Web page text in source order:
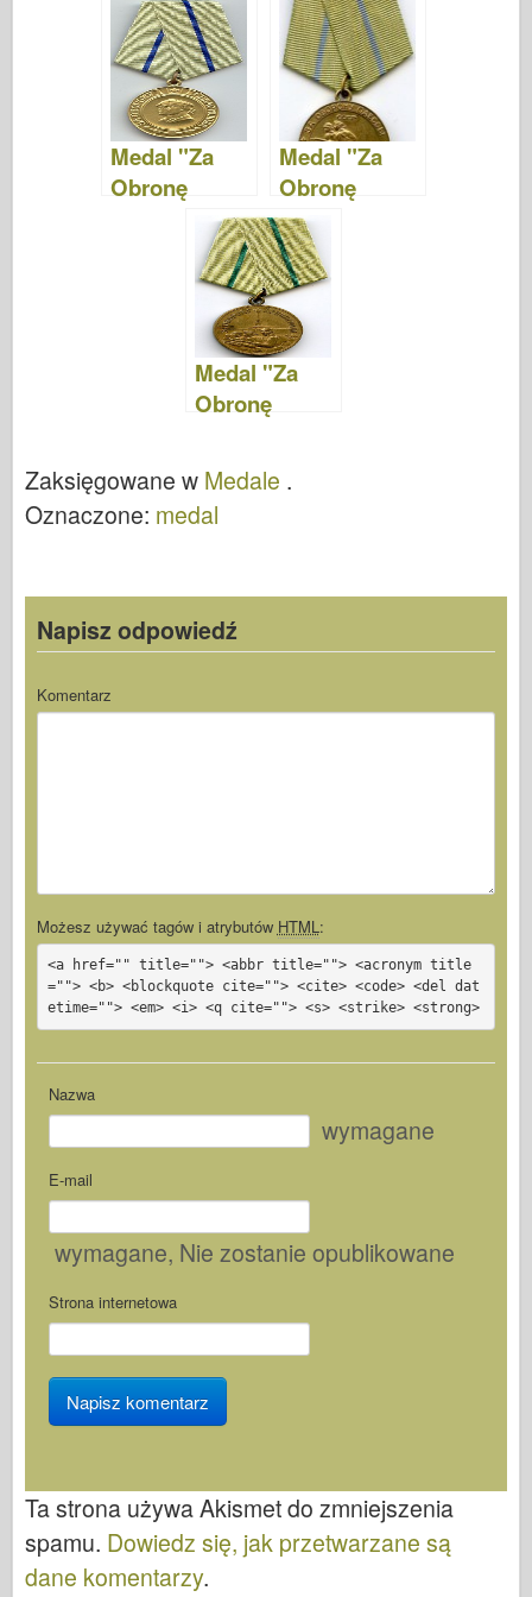
"
Radzieckiego
"
Medal "Za
Obronę
Sewastopola"
Medal "Za
Obronę
Odessy"
Medal "Za
Obronę
Zaksięgowane w Medale .
Oznaczone: medal
Napisz odpowiedź
Komentarz
Możesz używać tagów i atrybutów HTML :
<a href="" title=""> <abbr title=""> <acronym title
=""> <b> <blockquote cite=""> <cite> <code> <del dat
etime=""> <em> <i> <q cite=""> <s> <strike> <strong>
Nazwa
wymagane
E-mail
wymagane, Nie zostanie opublikowane
Strona internetowa
Ta strona używa Akismet do zmniejszenia
spamu. Dowiedz się, jak przetwarzane są
dane komentarzy.